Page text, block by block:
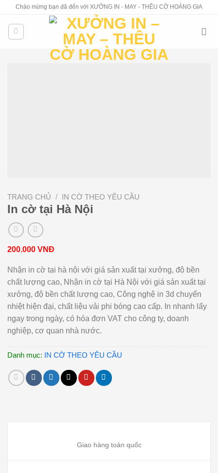
content
Chào mừng bạn đã đến với XƯỞNG IN - MAY - THÊU CỜ HOÀNG GIA
TRANG CHỦ / IN CỜ THEO YÊU CẦU
In cờ tại Hà Nội
200.000 VNĐ
Nhận in cờ tại hà nội với giá sản xuất tại xưởng, độ bền
chất lượng cao, Nhận in cờ tại Hà Nội với giá sản xuất tại
xưởng, độ bền chất lượng cao, Công nghệ in 3d chuyển
nhiệt hiện đại, chất liệu vải phi bóng cao cấp. In nhanh lấy
ngay trong ngày, có hóa đơn VAT cho công ty, doanh
nghiệp, cơ quan nhà nước.
Danh mục: IN CỜ THEO YÊU CẦU
Giao hàng toàn quốc